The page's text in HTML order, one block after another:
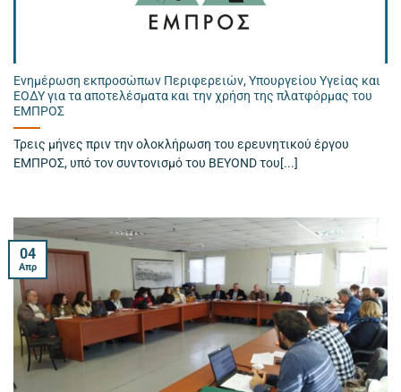
Ενημέρωση εκπροσώπων Περιφερειών, Υπουργείου Υγείας και
ΕΟΔΥ για τα αποτελέσματα και την χρήση της πλατφόρμας του
ΕΜΠΡΟΣ
Τρεις μήνες πριν την ολοκλήρωση του ερευνητικού έργου
ΕΜΠΡΟΣ, υπό τον συντονισμό του BEYOND του[...]
04
Απρ